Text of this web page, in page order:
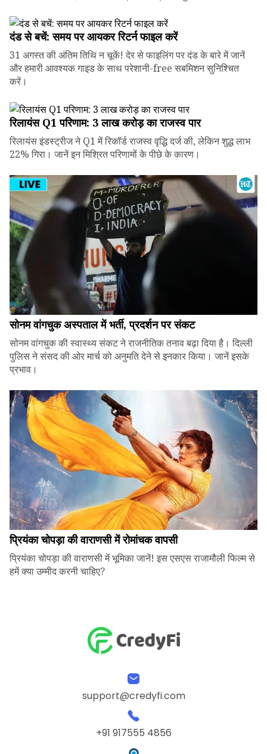
दंड से बचें: समय पर आयकर रिटर्न फाइल करें
31 अगस्त की अंतिम तिथि न चूकें! देर से फाइलिंग पर दंड के बारे में जानें
और हमारी आवश्यक गाइड के साथ परेशानी-free सबमिशन सुनिश्चित
करें।
रिलायंस Q1 परिणाम: ₹3 लाख करोड़ का राजस्व पार
रिलायंस इंडस्ट्रीज ने Q1 में रिकॉर्ड राजस्व वृद्धि दर्ज की, लेकिन शुद्ध लाभ
22% गिरा। जानें इन मिश्रित परिणामों के पीछे के कारण।
सोनम वांगचुक अस्पताल में भर्ती, प्रदर्शन पर संकट
सोनम वांगचुक की स्वास्थ्य संकट ने राजनीतिक तनाव बढ़ा दिया है। दिल्ली
पुलिस ने संसद की ओर मार्च को अनुमति देने से इनकार किया। जानें इसके
प्रभाव।
प्रियंका चोपड़ा की वाराणसी में रोमांचक वापसी
प्रियंका चोपड़ा की वाराणसी में भूमिका जानें! इस एसएस राजामौली फिल्म से
हमें क्या उम्मीद करनी चाहिए?
support@credyfi.com
+91 917555 4856